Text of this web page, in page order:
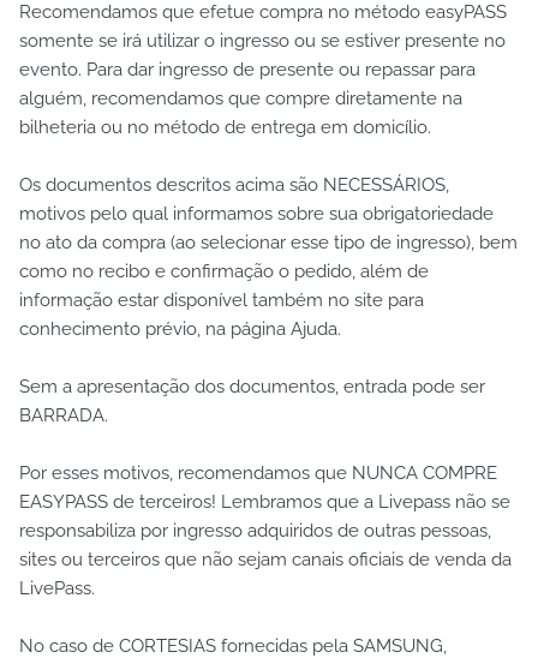
Recomendamos que efetue compra no método easyPASS
somente se irá utilizar o ingresso ou se estiver presente no
evento. Para dar ingresso de presente ou repassar para
alguém, recomendamos que compre diretamente na
bilheteria ou no método de entrega em domicílio.
Os documentos descritos acima são NECESSÁRIOS,
motivos pelo qual informamos sobre sua obrigatoriedade
no ato da compra (ao selecionar esse tipo de ingresso), bem
como no recibo e confirmação o pedido, além de
informação estar disponível também no site para
conhecimento prévio, na página Ajuda.
Sem a apresentação dos documentos, entrada pode ser
BARRADA.
Por esses motivos, recomendamos que NUNCA COMPRE
EASYPASS de terceiros! Lembramos que a Livepass não se
responsabiliza por ingresso adquiridos de outras pessoas,
sites ou terceiros que não sejam canais oficiais de venda da
LivePass.
No caso de CORTESIAS fornecidas pela SAMSUNG,